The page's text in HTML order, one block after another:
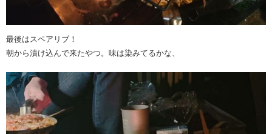
最後はスペアリブ！
朝から漬け込んで来たやつ。味は染みてるかな、